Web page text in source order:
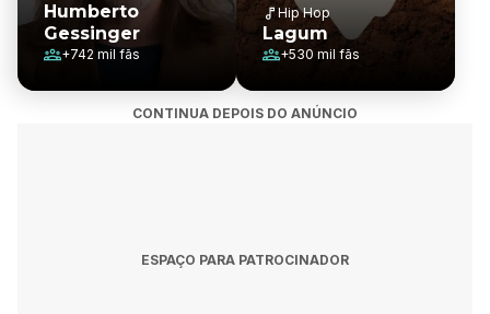
Humberto
Gessinger
+742 mil fãs
Hip Hop
Lagum
+530 mil fãs
CONTINUA DEPOIS DO ANÚNCIO
ESPAÇO PARA PATROCINADOR